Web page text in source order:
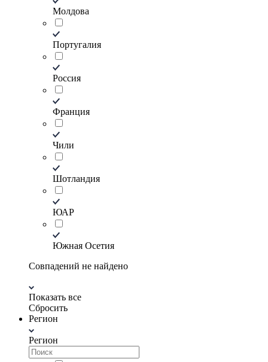
Молдова
Португалия
Россия
Франция
Чили
Шотландия
ЮАР
Южная Осетия
Совпадений не найдено
Показать все
Сбросить
Регион
Регион